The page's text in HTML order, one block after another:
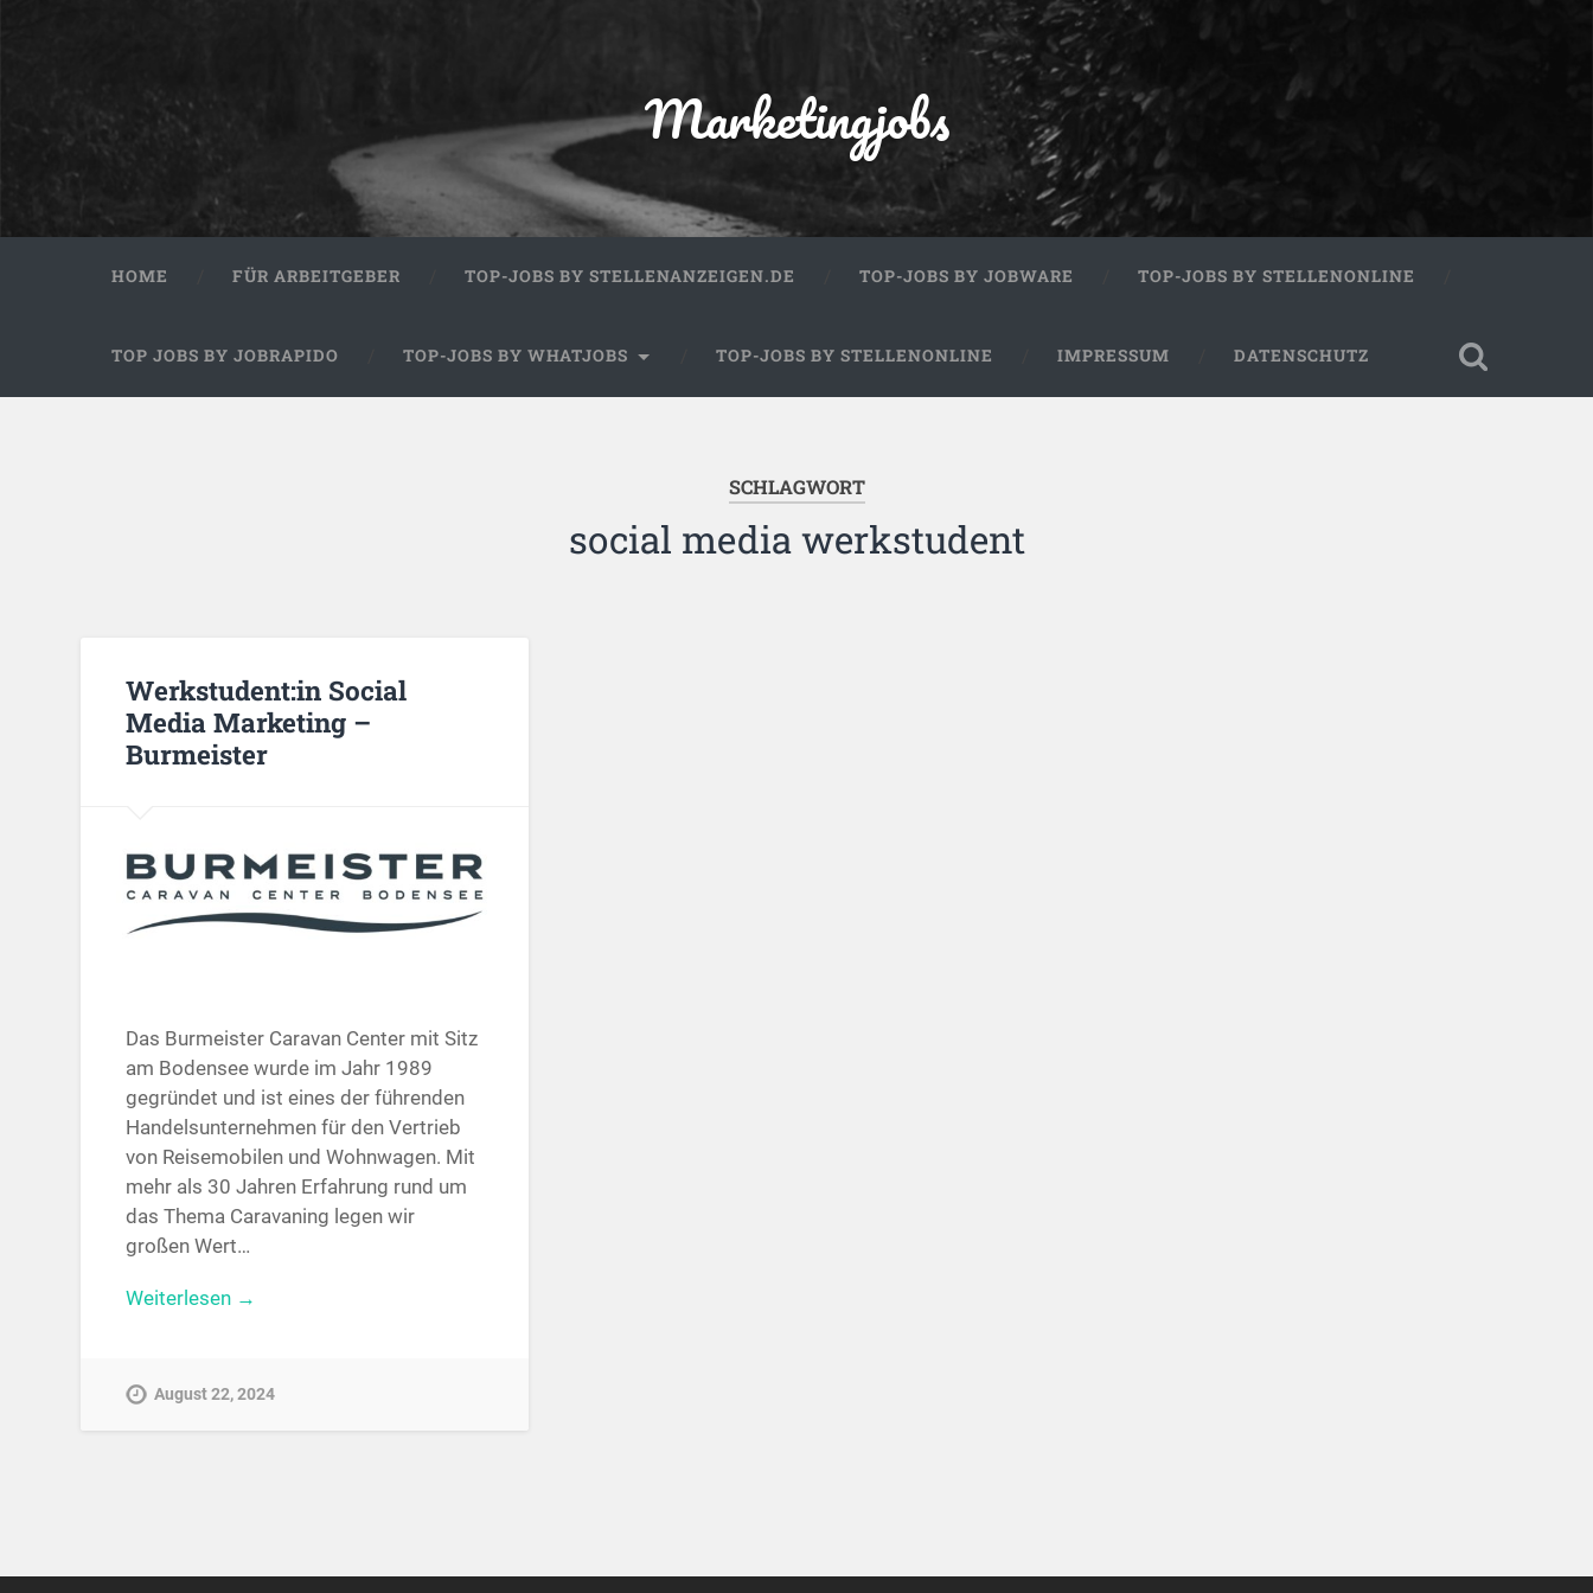
Marketingjobs
HOME FÜR ARBEITGEBER TOP-JOBS BY STELLENANZEIGEN.DE TOP-JOBS BY JOBWARE TOP-JOBS BY STELLENONLINE
TOP JOBS BY JOBRAPIDO TOP-JOBS BY WHATJOBS TOP-JOBS BY STELLENONLINE IMPRESSUM DATENSCHUTZ
SCHLAGWORT
social media werkstudent
Werkstudent:in Social
Media Marketing –
Burmeister
Das Burmeister Caravan Center mit Sitz
am Bodensee wurde im Jahr 1989
gegründet und ist eines der führenden
Handelsunternehmen für den Vertrieb
von Reisemobilen und Wohnwagen. Mit
mehr als 30 Jahren Erfahrung rund um
das Thema Caravaning legen wir
großen Wert…
Weiterlesen →
August 22, 2024